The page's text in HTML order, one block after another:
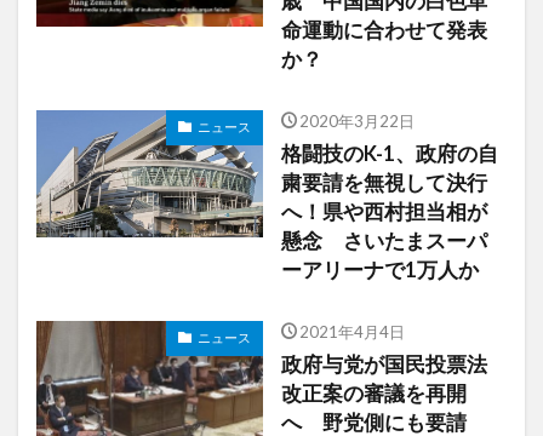
命運動に合わせて発表
か？
ニュース 2020年3月22日
格闘技のK-1、政府の自
粛要請を無視して決行
へ！県や西村担当相が
懸念 さいたまスーパ
ーアリーナで1万人か
ニュース 2021年4月4日
政府与党が国民投票法
改正案の審議を再開
へ 野党側にも要請